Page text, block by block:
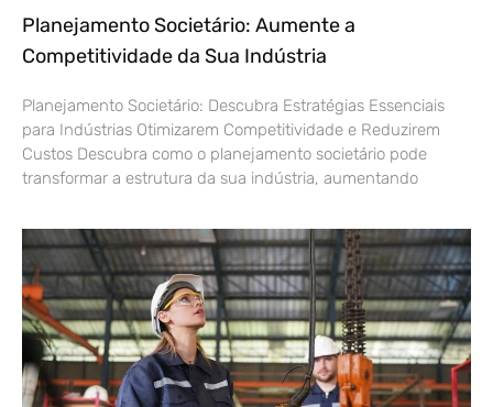
Planejamento Societário: Aumente a
Competitividade da Sua Indústria
Planejamento Societário: Descubra Estratégias Essenciais
para Indústrias Otimizarem Competitividade e Reduzirem
Custos Descubra como o planejamento societário pode
transformar a estrutura da sua indústria, aumentando